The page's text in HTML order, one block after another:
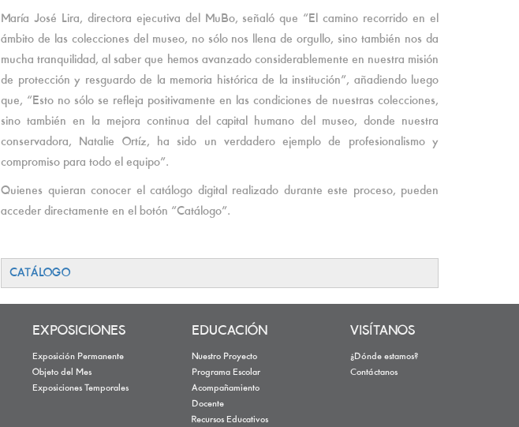
María José Lira, directora ejecutiva del MuBo, señaló que “El camino recorrido en el
ámbito de las colecciones del museo, no sólo nos llena de orgullo, sino también nos da
mucha tranquilidad, al saber que hemos avanzado considerablemente en nuestra misión
de protección y resguardo de la memoria histórica de la institución”, añadiendo luego
que, “Esto no sólo se refleja positivamente en las condiciones de nuestras colecciones,
sino también en la mejora continua del capital humano del museo, donde nuestra
conservadora, Natalie Ortíz, ha sido un verdadero ejemplo de profesionalismo y
compromiso para todo el equipo”.
Quienes quieran conocer el catálogo digital realizado durante este proceso, pueden
acceder directamente en el botón “Catálogo”.
CATÁLOGO
EXPOSICIONES
Exposición Permanente
Objeto del Mes
Exposiciones Temporales
EDUCACIÓN
Nuestro Proyecto
Programa Escolar
Acompañamiento
Docente
Recursos Educativos
VISÍTANOS
¿Dónde estamos?
Contáctanos